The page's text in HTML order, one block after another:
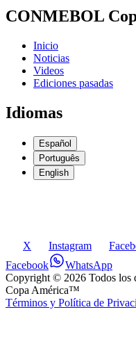
CONMEBOL
Inicio
Noticias
Videos
Ediciones pasadas
Idiomas
Español
Português
English
X Instagram
Facebook
WhatsApp
Copyright © 2026 Todos los
Copa América™
Términos y Política de